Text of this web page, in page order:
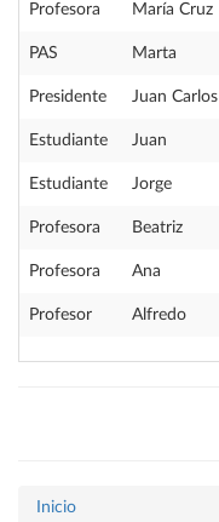
Profesora María Cruz
PAS Marta
Presidente Juan Carlos
Estudiante Juan
Estudiante Jorge
Profesora Beatriz
Profesora Ana
Profesor Alfredo
Inicio